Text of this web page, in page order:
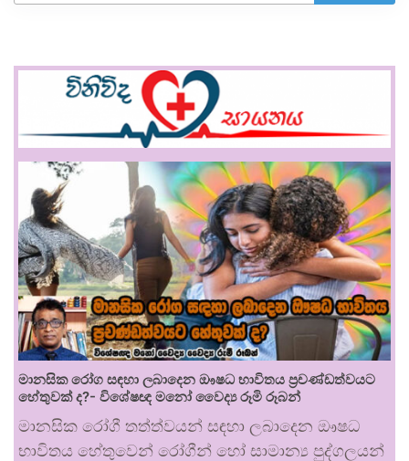
මානසික රෝග සඳහා ලබාදෙන ඖෂධ භාවිතය ප්‍රචණ්ඩත්වයට
හේතුවක් ද?- විශේෂඥ මනෝ වෛද්‍ය රූමි රූබන්
මානසික රෝගී තත්ත්වයන් සඳහා ලබාදෙන ඖෂධ
භාවිතය හේතුවෙන් රෝගීන් හෝ සාමාන්‍ය පුද්ගලයන්